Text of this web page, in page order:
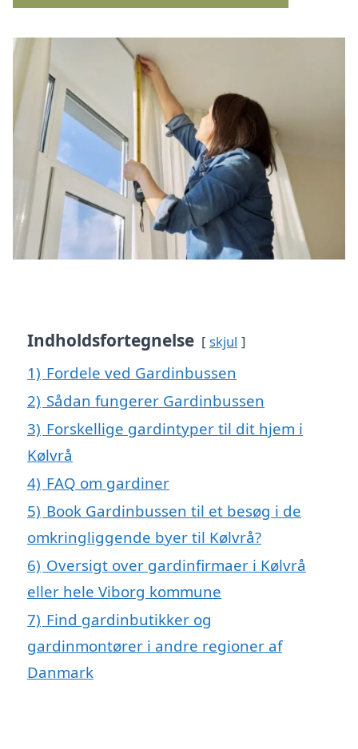
Indholdsfortegnelse skjul
1) Fordele ved Gardinbussen
2) Sådan fungerer Gardinbussen
3) Forskellige gardintyper til dit hjem i
Kølvrå
4) FAQ om gardiner
5) Book Gardinbussen til et besøg i de
omkringliggende byer til Kølvrå?
6) Oversigt over gardinfirmaer i Kølvrå
eller hele Viborg kommune
7) Find gardinbutikker og
gardinmontører i andre regioner af
Danmark